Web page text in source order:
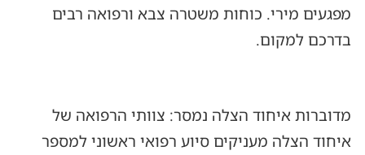
מפגעים מירי. כוחות משטרה צבא ורפואה רבים
בדרכם למקום.
מדוברות איחוד הצלה נמסר: צוותי הרפואה של
איחוד הצלה מעניקים סיוע רפואי ראשוני למספר